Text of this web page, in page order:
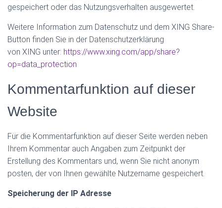
gespeichert oder das Nutzungsverhalten ausgewertet.
Weitere Information zum Datenschutz und dem XING Share-
Button finden Sie in der Datenschutzerklärung
von XING unter: https://www.xing.com/app/share?
op=data_protection
Kommentarfunktion auf dieser
Website
Für die Kommentarfunktion auf dieser Seite werden neben
Ihrem Kommentar auch Angaben zum Zeitpunkt der
Erstellung des Kommentars und, wenn Sie nicht anonym
posten, der von Ihnen gewählte Nutzername gespeichert.
Speicherung der IP Adresse